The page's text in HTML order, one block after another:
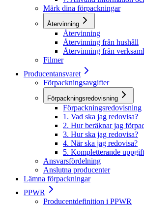
Märk dina förpackningar
Återvinning
Återvinning
Återvinning från hushåll
Återvinning från
Filmer
Producentansvaret
Förpackningsavgifter
Förpackningsredovisning
Förpackningsredovisning
1. Vad ska jag redovisa?
2. Hur beräknar jag
3. Hur ska jag redovisa?
4. När ska jag redovisa?
5. Kompletterande
Ansvarsfördelning
Anslutna producenter
Lämna förpackningar
PPWR
Producentdefinition i PPWR